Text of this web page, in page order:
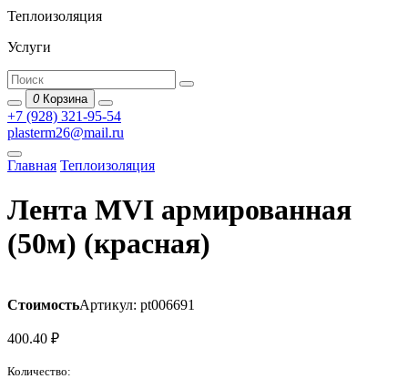
Теплоизоляция
Услуги
0 Корзина
+7 (928) 321-95-54
plasterm26@mail.ru
Главная Теплоизоляция
Лента MVI армированная
(50м) (красная)
СтоимостьАртикул: pt006691
400.40 ₽
Количество: